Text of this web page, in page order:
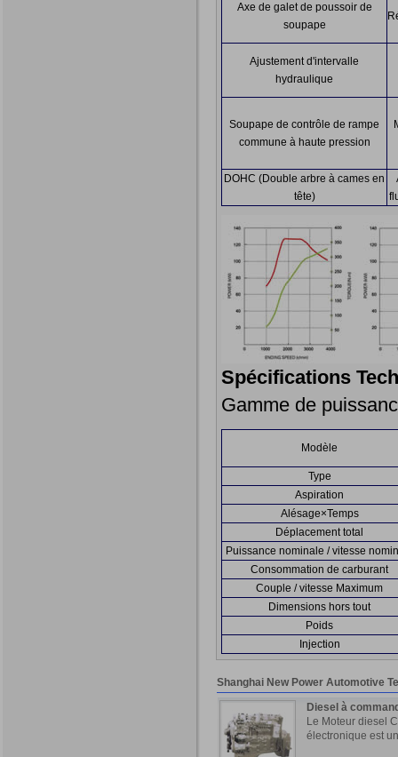
Axe de galet de poussoir de
soupape
Ajustement d'intervalle
hydraulique
Soupape de contrôle de rampe
commune à haute pression
DOHC (Double arbre à cames en
tête)
Spécifications
Gamme de
Modèle
Type
Aspiration
Alésage×Temps
Déplacement total
Puissance nominale / vitesse
Consommation de carburant
Couple / vitesse Maximum
Dimensions hors tout
Poids
Injection
Shanghai New Power Automotive
Diesel à
Le Moteur diesel
électronique est